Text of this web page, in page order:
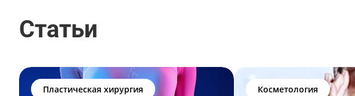
Статьи
Пластическая хирургия Косметология